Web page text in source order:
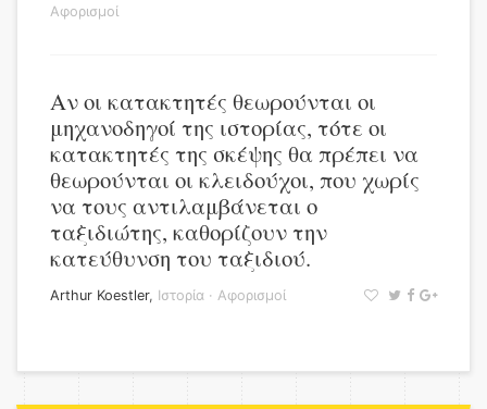
Αφορισμοί
Αν οι κατακτητές θεωρούνται οι
μηχανοδηγοί της ιστορίας, τότε οι
κατακτητές της σκέψης θα πρέπει να
θεωρούνται οι κλειδούχοι, που χωρίς
να τους αντιλαμβάνεται ο
ταξιδιώτης, καθορίζουν την
κατεύθυνση του ταξιδιού.
Arthur Koestler, Ιστορία · Αφορισμοί